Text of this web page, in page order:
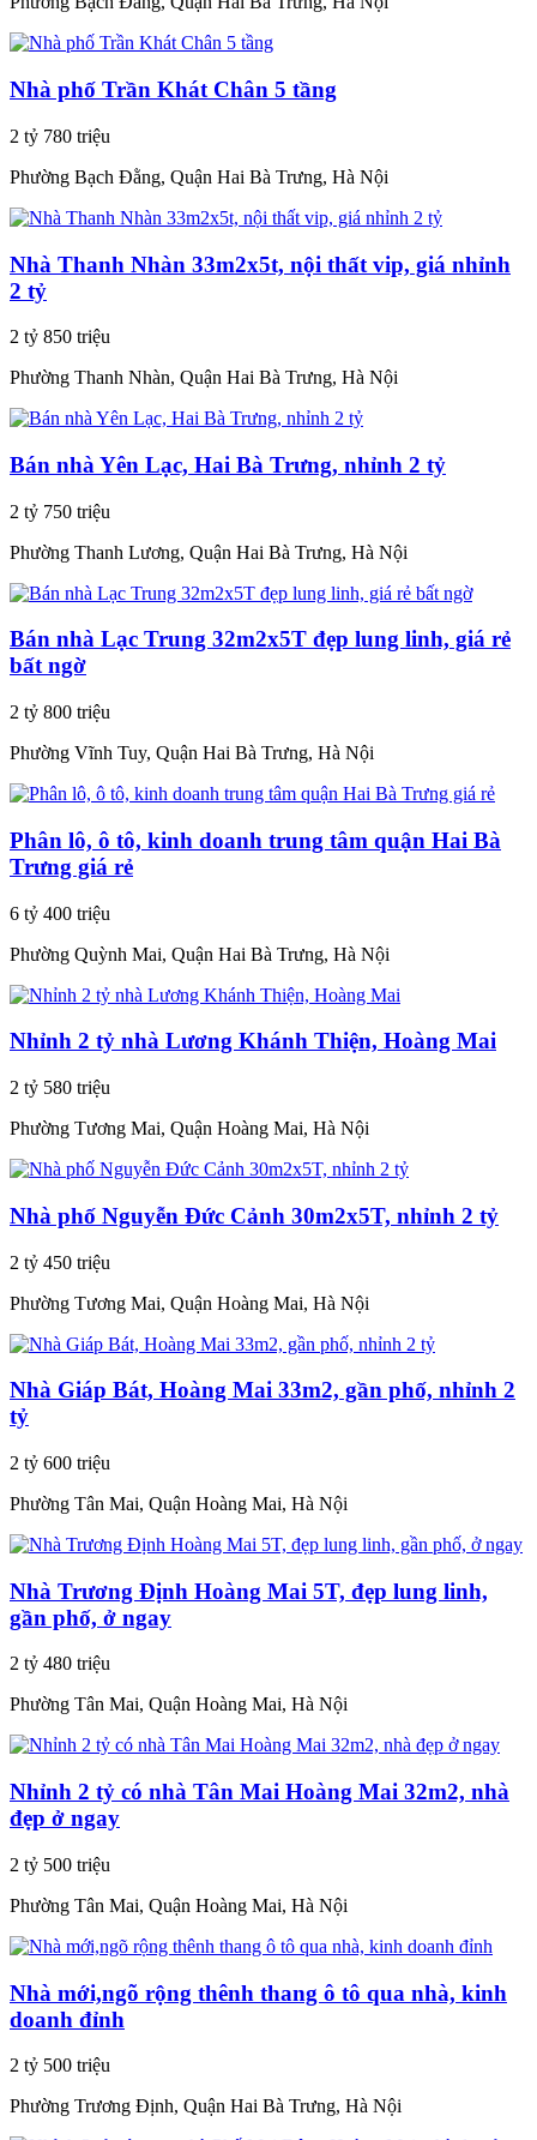
Nhà phố Trần Khát Chân 5 tầng
2 tỷ 780 triệu
Phường Bạch Đằng, Quận Hai Bà Trưng, Hà Nội
Nhà Thanh Nhàn 33m2x5t, nội thất vip, giá nhỉnh
2 tỷ
2 tỷ 850 triệu
Phường Thanh Nhàn, Quận Hai Bà Trưng, Hà Nội
Bán nhà Yên Lạc, Hai Bà Trưng, nhỉnh 2 tỷ
2 tỷ 750 triệu
Phường Thanh Lương, Quận Hai Bà Trưng, Hà Nội
Bán nhà Lạc Trung 32m2x5T đẹp lung linh, giá rẻ
bất ngờ
2 tỷ 800 triệu
Phường Vĩnh Tuy, Quận Hai Bà Trưng, Hà Nội
Phân lô, ô tô, kinh doanh trung tâm quận Hai Bà
Trưng giá rẻ
6 tỷ 400 triệu
Phường Quỳnh Mai, Quận Hai Bà Trưng, Hà Nội
Nhỉnh 2 tỷ nhà Lương Khánh Thiện, Hoàng Mai
2 tỷ 580 triệu
Phường Tương Mai, Quận Hoàng Mai, Hà Nội
Nhà phố Nguyễn Đức Cảnh 30m2x5T, nhỉnh 2 tỷ
2 tỷ 450 triệu
Phường Tương Mai, Quận Hoàng Mai, Hà Nội
Nhà Giáp Bát, Hoàng Mai 33m2, gần phố, nhỉnh 2
tỷ
2 tỷ 600 triệu
Phường Tân Mai, Quận Hoàng Mai, Hà Nội
Nhà Trương Định Hoàng Mai 5T, đẹp lung linh,
gần phố, ở ngay
2 tỷ 480 triệu
Phường Tân Mai, Quận Hoàng Mai, Hà Nội
Nhỉnh 2 tỷ có nhà Tân Mai Hoàng Mai 32m2, nhà
đẹp ở ngay
2 tỷ 500 triệu
Phường Tân Mai, Quận Hoàng Mai, Hà Nội
Nhà mới,ngõ rộng thênh thang ô tô qua nhà, kinh
doanh đỉnh
2 tỷ 500 triệu
Phường Trương Định, Quận Hai Bà Trưng, Hà Nội